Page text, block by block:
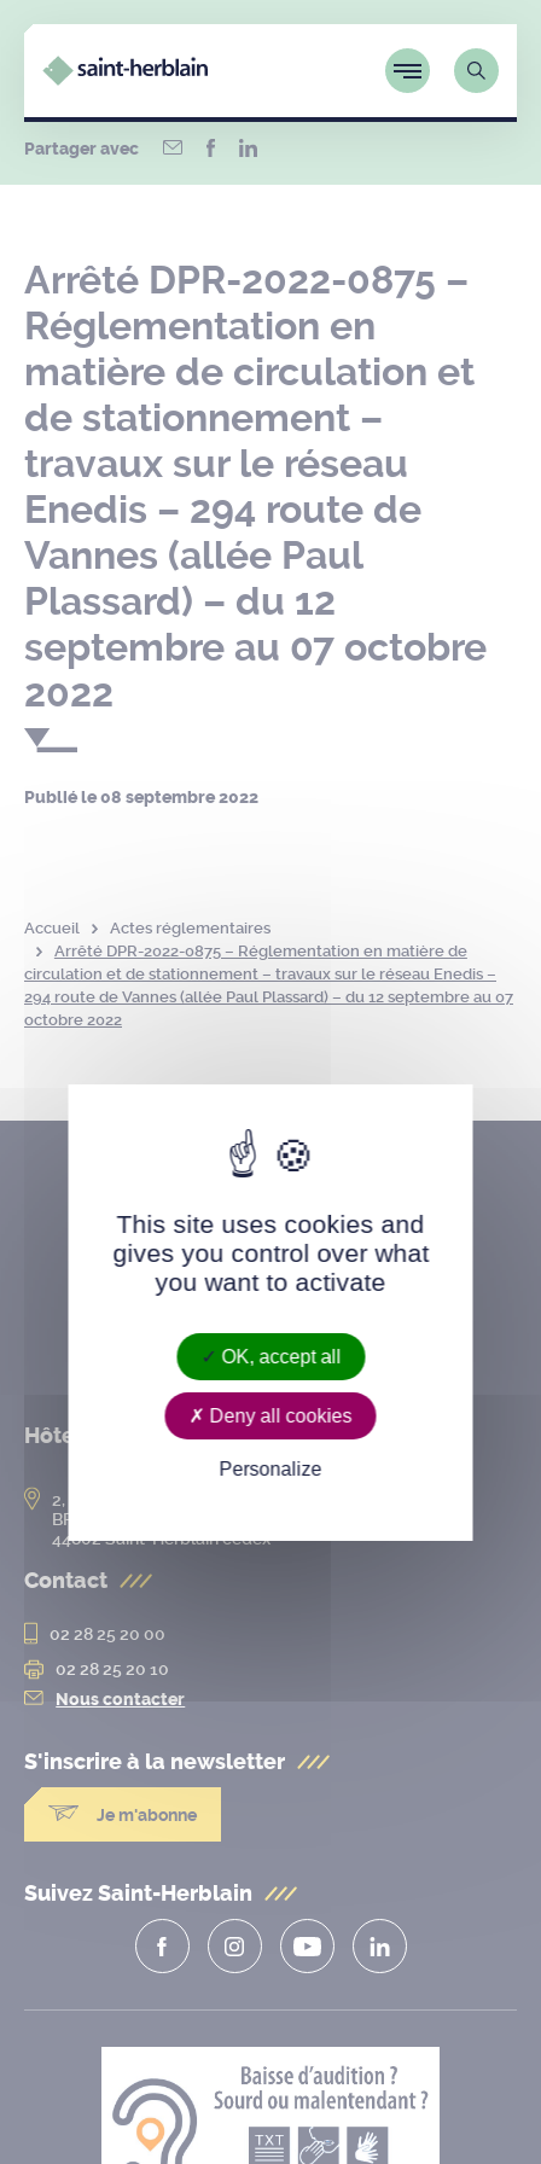
Partager avec
Arrêté DPR-2022-0875 –
Réglementation en
matière de circulation et
de stationnement –
travaux sur le réseau
Enedis – 294 route de
Vannes (allée Paul
Plassard) – du 12
septembre au 07 octobre
2022
Publié le08 septembre 2022
Accueil
Actes réglementaires
Arrêté DPR-2022-0875 – Réglementation en matière de
circulation et de stationnement – travaux sur le réseau Enedis –
294 route de Vannes (allée Paul Plassard) – du 12 septembre au 07
octobre 2022
Hôtel de ville
2, rue de l’Hôtel-de-Ville
BP 50167
44802 Saint-Herblain cedex
Contact
02 28 25 20 00
02 28 25 20 10
Nous contacter
S'inscrire à la newsletter
Je m'abonne
Suivez Saint-Herblain
This site uses cookies and
gives you control over what
you want to activate
OK, accept all
Deny all cookies
Personalize